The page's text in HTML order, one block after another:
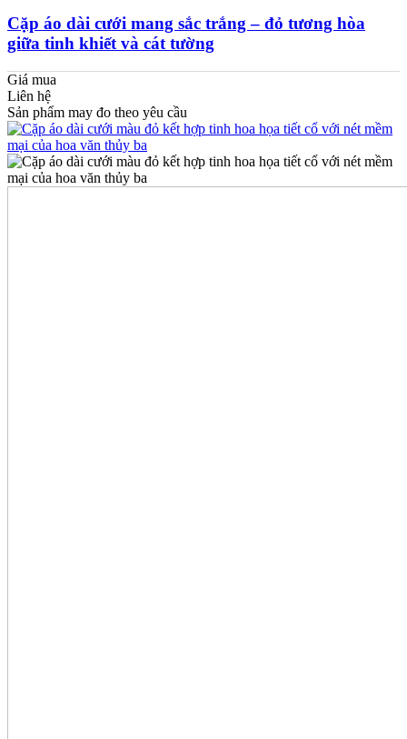
Cặp áo dài cưới mang sắc trắng – đỏ tương hòa
giữa tinh khiết và cát tường
Giá mua
Liên hệ
Sản phẩm may đo theo yêu cầu